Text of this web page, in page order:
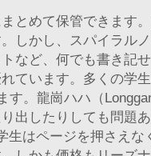
とめて保管できます
しかし、スパイラル
など、何でも書き記
ています。多くの学
。龍崗ハハ（
出したりしても問題
はページを押さえな